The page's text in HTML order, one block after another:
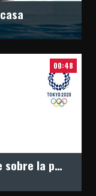
00:48
La palabra de Fernando Aguerre sobre la postergación de los Juegos Olímpicos en Tokyo 2021